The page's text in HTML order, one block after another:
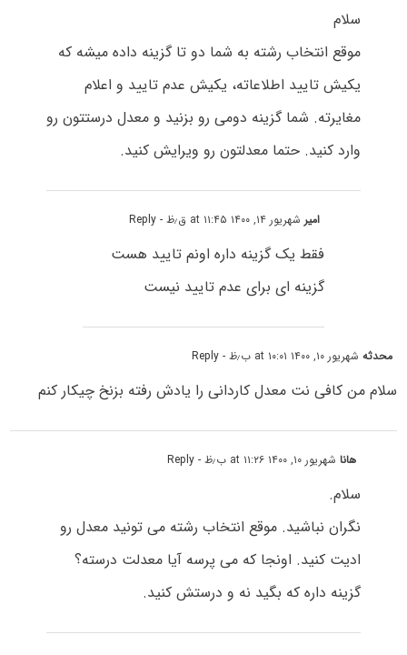
سلام
موقع انتخاب رشته به شما دو تا گزینه داده میشه که
یکیش تایید اطلاعاته، یکیش عدم تایید و اعلام
مغایرته. شما گزینه دومی رو بزنید و معدل درستتون رو
وارد کنید. حتما معدلتون رو ویرایش کنید.
امیر شهریور ۱۴, ۱۴۰۰ at ۱۱:۴۵ ق٫ظ - Reply
فقط یک گزینه داره اونم تایید هست
گزینه ای برای عدم تایید نیست
محدثهشهریور ۱۰, ۱۴۰۰ at ۱۰:۰۱ ب٫ظ - Reply
سلام من کافی نت معدل کاردانی را یادش رفته بزنخ چیکار کنم
هاناشهریور ۱۰, ۱۴۰۰ at ۱۱:۲۶ ب٫ظ - Reply
سلام.
نگران نباشید. موقع انتخاب رشته می تونید معدل رو
ادیت کنید. اونجا که می پرسه آیا معدلت درسته؟
گزینه داره که بگید نه و درستش کنید.